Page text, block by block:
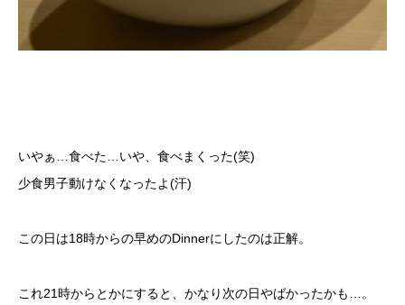
いやぁ…食べた…いや、食べまくった(笑)
少食男子動けなくなったよ(汗)
この日は18時からの早めのDinnerにしたのは正解。
これ21時からとかにすると、かなり次の日やばかったかも…。